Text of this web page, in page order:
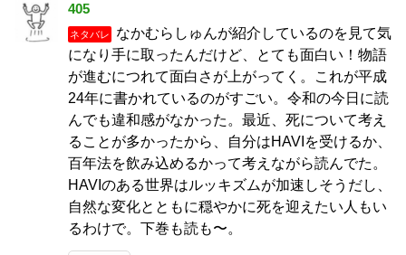
405
ネタバレ
なかむらしゅんが紹介しているのを見て気
になり手に取ったんだけど、とても面白い！物語
が進むにつれて面白さが上がってく。これが平成
24年に書かれているのがすごい。令和の今日に読
んでも違和感がなかった。最近、死について考え
ることが多かったから、自分はHAVIを受けるか、
百年法を飲み込めるかって考えながら読んでた。
HAVIのある世界はルッキズムが加速しそうだし、
自然な変化とともに穏やかに死を迎えたい人もい
るわけで。下巻も読も〜。